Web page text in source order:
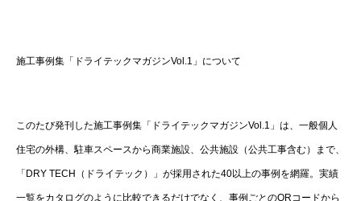
施工事例集「ドライテックマガジンVol.1」について
このたび発刊した施工事例集「ドライテックマガジンVol.1」は、一般個人
住宅の外構、駐車スペースから商業施設、公共施設（公共工事含む）まで、
「DRY TECH（ドライテック）」が採用された40以上の事例を網羅。実績
一覧をカタログのように比較できるだけでなく、事例ごとのQRコードから